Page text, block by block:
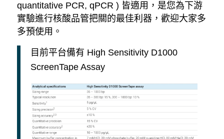
quantitative PCR, qPCR ) 皆適用，是您為下游
實驗進行核酸品管把關的最佳利器，歡迎大家多
多預使用。
目前平台備有 High Sensitivity D1000
ScreenTape Assay